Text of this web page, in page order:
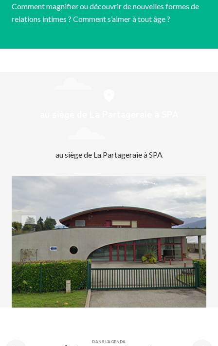
Comment magnifier ou découvrir de nouvelles formes de
relations intimes ? Comment s’aimer à tout âge ?
au siège de La Partageraie à SPA
DANS L'AGENDA